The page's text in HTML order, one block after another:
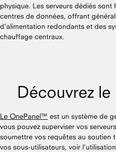
physique. Les serveurs dédiés
centres de données, offrant
d'alimentation redondants et des
chauffage centraux.
Découvrez
Le OnePanel™ est un système de
vous pouvez superviser vos
soumettre vos requêtes au soutien
vos sous-utilisateurs, voir